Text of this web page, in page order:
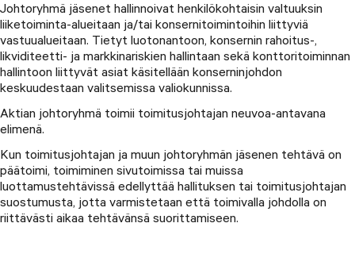
Johtoryhmä jäsenet hallinnoivat henkilökohtaisin valtuuksin
liiketoiminta-alueitaan ja/tai konsernitoimintoihin liittyviä
vastuualueitaan. Tietyt luotonantoon, konsernin rahoitus-,
likviditeetti- ja markkinariskien hallintaan sekä konttoritoiminnan
hallintoon liittyvät asiat käsitellään konserninjohdon
keskuudestaan valitsemissa valiokunnissa.
Aktian johtoryhmä toimii toimitusjohtajan neuvoa-antavana
elimenä.
Kun toimitusjohtajan ja muun johtoryhmän jäsenen tehtävä on
päätoimi, toimiminen sivutoimissa tai muissa
luottamustehtävissä edellyttää hallituksen tai toimitusjohtajan
suostumusta, jotta varmistetaan että toimivalla johdolla on
riittävästi aikaa tehtävänsä suorittamiseen.